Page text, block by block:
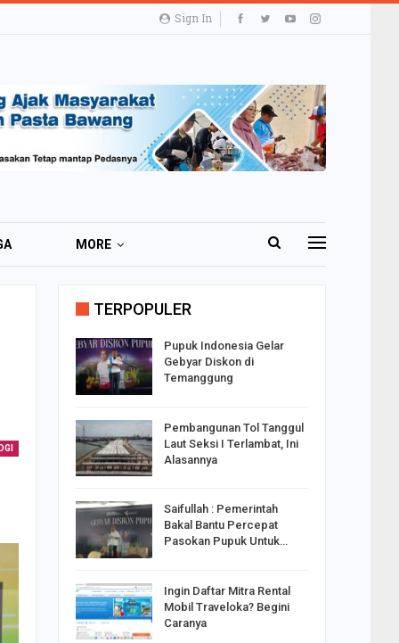
Sign In
MORE
TERPOPULER
I
Jiwo
Pupuk Indonesia Gelar
Gebyar Diskon di
Temanggung
Pembangunan Tol Tanggul
Laut Seksi I Terlambat, Ini
Alasannya
Saifullah : Pemerintah
Bakal Bantu Percepat
Pasokan Pupuk Untuk…
Ingin Daftar Mitra Rental
Mobil Traveloka? Begini
Caranya